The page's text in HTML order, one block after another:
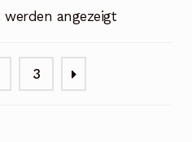
werden angezeigt
3